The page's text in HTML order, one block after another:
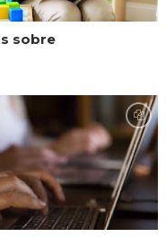
sobre